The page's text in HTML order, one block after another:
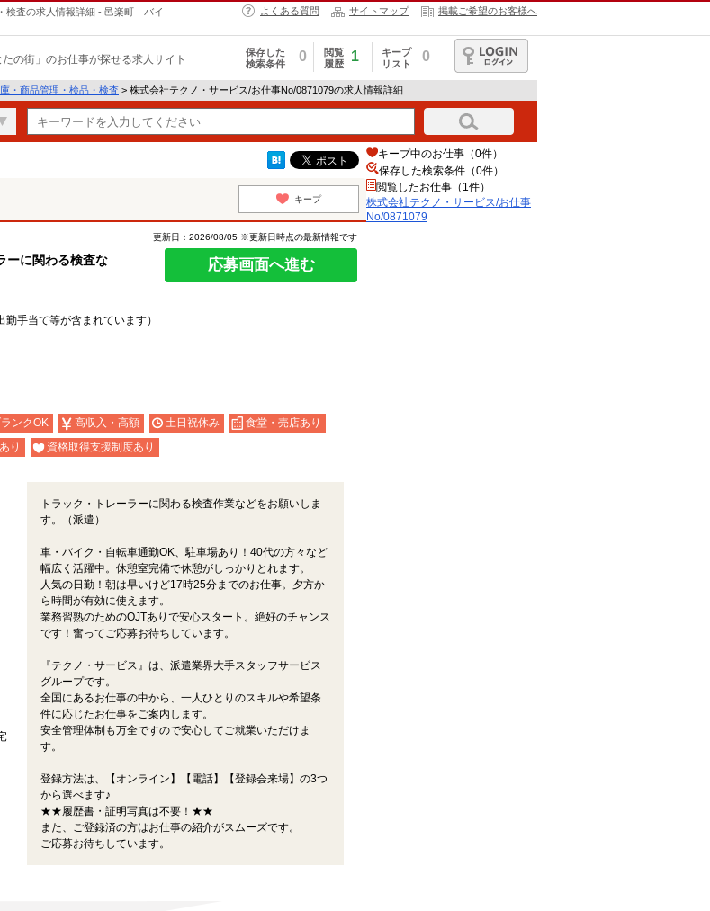
検査の求人情報詳細 - 邑楽町｜バイ
よくある質問 サイトマップ 掲載ご希望のお客様へ
たの街」のお仕事が探せる求人サイト
保存した
検索条件
0
閲覧
履歴
1
キープ
リスト
0
ログイン
・商品管理・検品・検査 > 株式会社テクノ・サービス/お仕事No/0871079の求人情報詳細
キープ
ーに関わる検査な
更新日：2026/08/05 ※更新日時点の最新情報です
応募画面へ進む
手当て等が含まれています）
ンクOK 高収入・高額 土日祝休み
食堂・売店あり
り 資格取得支援制度あり
トラック・トレーラーに関わる検査作業などをお願いしま
す。（派遣）
車・バイク・自転車通勤OK、駐車場あり！40代の方々など
幅広く活躍中。休憩室完備で休憩がしっかりとれます。
人気の日勤！朝は早いけど17時25分までのお仕事。夕方か
ら時間が有効に使えます。
業務習熟のためのOJTありで安心スタート。絶好のチャンス
です！奮ってご応募お待ちしています。
『テクノ・サービス』は、派遣業界大手スタッフサービス
グループです。
全国にあるお仕事の中から、一人ひとりのスキルや希望条
件に応じたお仕事をご案内します。
安全管理体制も万全ですので安心してご就業いただけま
す。
登録方法は、【オンライン】【電話】【登録会来場】の3つ
から選べます♪
★★履歴書・証明写真は不要！★★
また、ご登録済の方はお仕事の紹介がスムーズです。
ご応募お待ちしています。
キープ中のお仕事（0件）
保存した検索条件（0件）
閲覧したお仕事（1件）
株式会社テクノ・サービス/お仕事
No/0871079